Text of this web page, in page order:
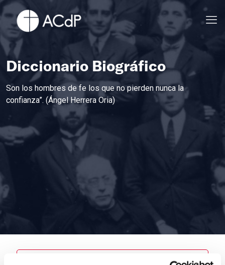
Diccionario Biográfico
Son los hombres de fe los que no pierden nunca la
confianza”. (Ángel Herrera Oria)